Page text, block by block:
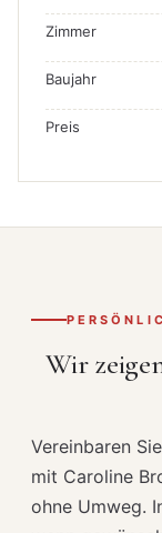
Zimmer
Baujahr
Preis
Wir
Vereinbaren
mit Caroline
ohne Umweg.